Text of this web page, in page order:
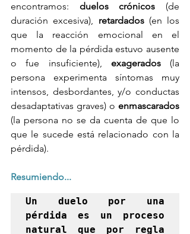
encontramos: duelos crónicos (de
duración excesiva), retardados (en los
que la reacción emocional en el
momento de la pérdida estuvo ausente
o fue insuficiente), exagerados (la
persona experimenta síntomas muy
intensos, desbordantes, y/o conductas
desadaptativas graves) o enmascarados
(la persona no se da cuenta de que lo
que le sucede está relacionado con la
pérdida).
Resumiendo...
Un duelo por una
pérdida es un proceso
natural que por regla